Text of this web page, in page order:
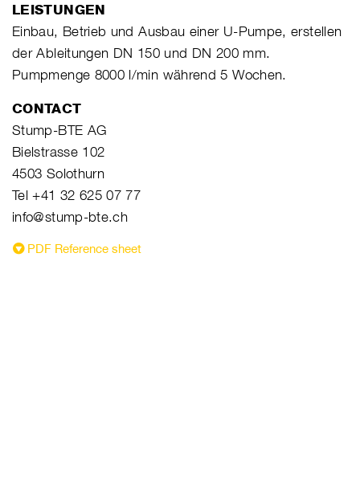
LEISTUNGEN
Einbau, Betrieb und Ausbau einer U-Pumpe, erstellen
der Ableitungen DN 150 und DN 200 mm.
Pumpmenge 8000 l/min während 5 Wochen.
CONTACT
Stump-BTE AG
Bielstrasse 102
4503 Solothurn
Tel +41 32 625 07 77
info@stump-bte.ch
PDF Reference sheet